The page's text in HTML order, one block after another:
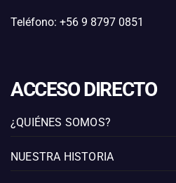
Teléfono: +56 9 8797 0851
ACCESO DIRECTO
¿QUIÉNES SOMOS?
NUESTRA HISTORIA